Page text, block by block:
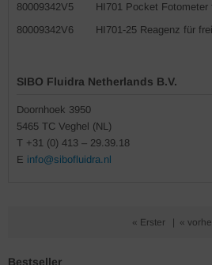
80009342V5
HI701 Pocket Fotometer
80009342V6
HI701-25 Reagenz für
SIBO Fluidra Netherlands B.V.
Doornhoek 3950
5465 TC Veghel (NL)
T +31 (0) 413 – 29.39.18
E info@sibofluidra.nl
« Erster «
Bestseller